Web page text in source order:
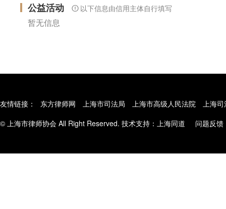
公益活动 以下信息由信用主体自行填写
暂无信息
友情链接： 东方律师网 上海市司法局 上海市高级人民法院
上海
© 上海市律师协会 All Right Reserved. 技术支持： 上海同道 问题反馈